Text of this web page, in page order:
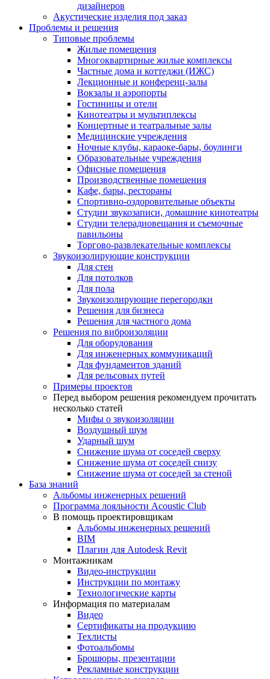
дизайнеров
Акустические изделия под заказ
Проблемы и решения
Типовые проблемы
Жилые помещения
Многоквартирные жилые комплексы
Частные дома и коттеджи (ИЖС)
Лекционные и конференц-залы
Вокзалы и аэропорты
Гостиницы и отели
Кинотеатры и мультиплексы
Концертные и театральные залы
Медицинские учреждения
Ночные клубы, караоке-бары, боулинги
Образовательные учреждения
Офисные помещения
Производственные помещения
Кафе, бары, рестораны
Спортивно-оздоровительные объекты
Студии звукозаписи, домашние кинотеатры
Студии телерадиовещания и съемочные
павильоны
Торгово-развлекательные комплексы
Звукоизолирующие конструкции
Для стен
Для потолков
Для пола
Звукоизолирующие перегородки
Решения для бизнеса
Решения для частного дома
Решения по виброизоляции
Для оборудования
Для инженерных коммуникаций
Для фундаментов зданий
Для рельсовых путей
Примеры проектов
Перед выбором решения рекомендуем прочитать
несколько статей
Мифы о звукоизоляции
Воздушный шум
Ударный шум
Снижение шума от соседей сверху
Снижение шума от соседей снизу
Снижение шума от соседей за стеной
База знаний
Альбомы инженерных решений
Программа лояльности Acoustic Club
В помощь проектировщикам
Альбомы инженерных решений
BIM
Плагин для Autodesk Revit
Монтажникам
Видео-инструкции
Инструкции по монтажу
Технологические карты
Информация по материалам
Видео
Сертификаты на продукцию
Техлисты
Фотоальбомы
Брошюры, презентации
Рекламные конструкции